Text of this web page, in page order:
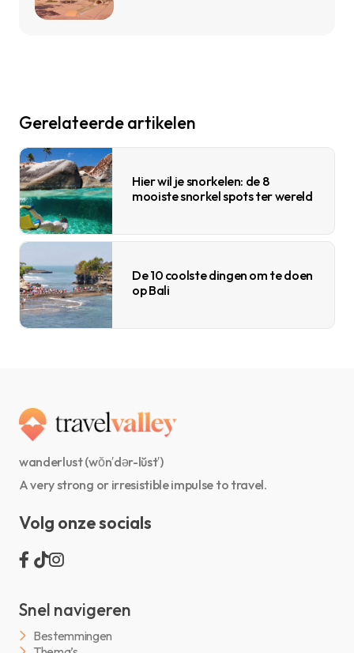
Gerelateerde artikelen
Hier wil je snorkelen: de 8
mooiste snorkel spots ter wereld
De 10 coolste dingen om te doen
op Bali
wanderlust (wŏn′dər-lŭst′)
A very strong or irresistible impulse to travel.
Volg onze socials
Snel navigeren
Bestemmingen